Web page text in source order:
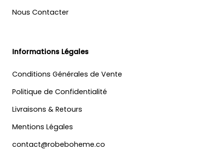
Nous Contacter
Informations Légales
Conditions Générales de Vente
Politique de Confidentialité
Livraisons & Retours
Mentions Légales
contact@robeboheme.co